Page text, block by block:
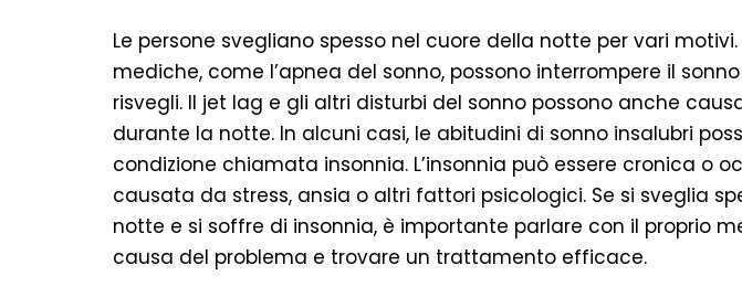
Le persone svegliano spesso nel cuore della notte per vari
mediche, come l’apnea del sonno, possono interrompere il
risvegli. Il jet lag e gli altri disturbi del sonno possono anche
durante la notte. In alcuni casi, le abitudini di sonno insalubri
condizione chiamata insonnia. L’insonnia può essere cronica o
causata da stress, ansia o altri fattori psicologici. Se si sveglia
notte e si soffre di insonnia, è importante parlare con il proprio
causa del problema e trovare un trattamento efficace.